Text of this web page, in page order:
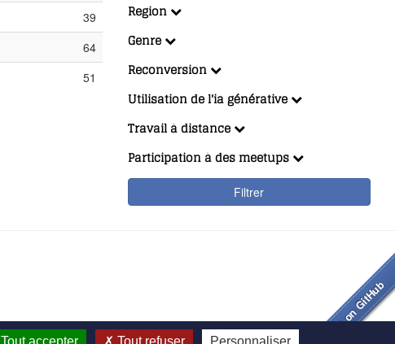
39
64
51
Region
Genre
Reconversion
Utilisation de l'ia générative
Travail à distance
Participation à des meetups
Filtrer
Tout accepter Tout refuser Personnaliser